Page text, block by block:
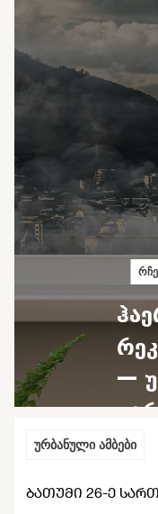
—
ურბანული ამბები
ᲑᲐᲗᲣᲛᲘ 26-Ე